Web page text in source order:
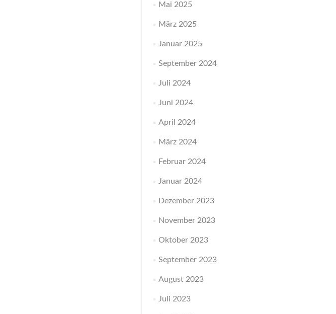
Mai 2025
März 2025
Januar 2025
September 2024
Juli 2024
Juni 2024
April 2024
März 2024
Februar 2024
Januar 2024
Dezember 2023
November 2023
Oktober 2023
September 2023
August 2023
Juli 2023